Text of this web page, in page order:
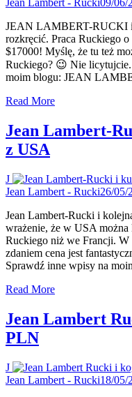
Jean Lambert - Rucki09/06/
JEAN LAMBERT-RUCKI i
rozkręcić. Praca Ruckiego o
$17000! Myślę, że tu też
Ruckiego? 😉 Nie
moim blogu: JEAN
Read More
Jean Lambert-
z USA
J
Jean Lambert - Rucki26/05/
Jean Lambert-Rucki i
wrażenie, że w USA można
Ruckiego niż we Francji. W
zdaniem cena jest
Sprawdź inne wpisy na
Read More
Jean Lambert
PLN
J
Jean Lambert - Rucki18/05/